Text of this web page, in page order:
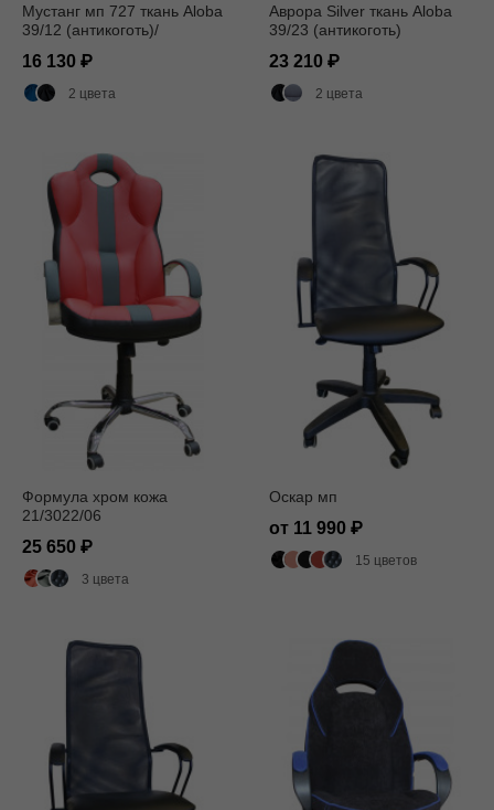
Мустанг мп 727 ткань Aloba
39/12 (антикоготь)/
16 130
2 цвета
Аврора Silver ткань Aloba
39/23 (антикоготь)
23 210
2 цвета
Формула хром кожа
21/3022/06
25 650
3 цвета
Оскар мп
от 11 990
15 цветов